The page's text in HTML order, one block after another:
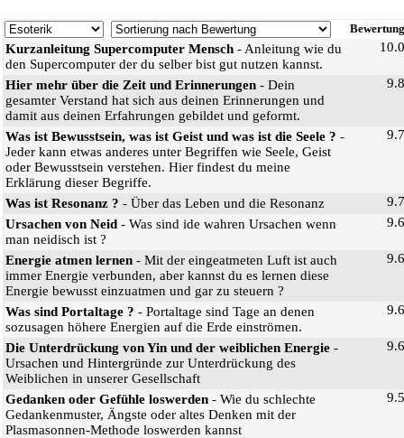
Bewertung
Kurzanleitung Supercomputer Mensch - Anleitung wie du
den Supercomputer der du selber bist gut nutzen kannst.
10.0
Hier mehr über die Zeit und Erinnerungen - Dein
gesamter Verstand hat sich aus deinen Erinnerungen und
damit aus deinen Erfahrungen gebildet und geformt.
9.8
Was ist Bewusstsein, was ist Geist und was ist die Seele ? -
Jeder kann etwas anderes unter Begriffen wie Seele, Geist
oder Bewusstsein verstehen. Hier findest du meine
Erklärung dieser Begriffe.
9.7
Was ist Resonanz ? - Über das Leben und die Resonanz
9.7
Ursachen von Neid - Was sind ide wahren Ursachen wenn
man neidisch ist ?
9.6
Energie atmen lernen - Mit der eingeatmeten Luft ist auch
immer Energie verbunden, aber kannst du es lernen diese
Energie bewusst einzuatmen und gar zu steuern ?
9.6
Was sind Portaltage ? - Portaltage sind Tage an denen
sozusagen höhere Energien auf die Erde einströmen.
9.6
Die Unterdrückung von Yin und der weiblichen Energie -
Ursachen und Hintergründe zur Unterdrückung des
Weiblichen in unserer Gesellschaft
9.6
Gedanken oder Gefühle loswerden - Wie du schlechte
Gedankenmuster, Ängste oder altes Denken mit der
Plasmasonnen-Methode loswerden kannst
9.5